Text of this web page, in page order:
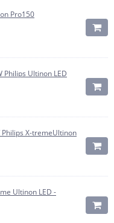
Pro150
Ultinon LED
X-tremeUltinon
Ultinon LED -